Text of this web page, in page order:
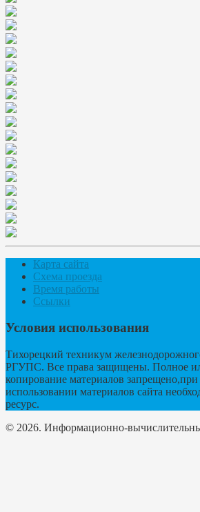
Карта сайта
Схема проезда
Время работы
Ссылки
Условия использования
Тихорецкий техникум
РГУПС. Все права защищены. Полное
копирование материалов запрещено,при
использовании материалов сайта
ресурс.
© 2026. Информационно-